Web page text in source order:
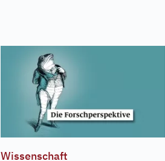
Wissenschaft